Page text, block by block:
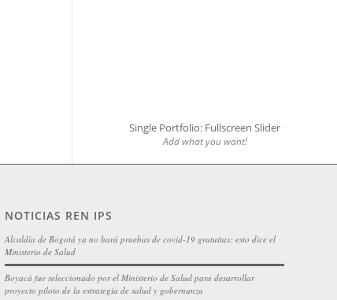
Single Portfolio: Fullscreen Slider
Add what you want!
NOTICIAS REN IPS
Alcaldía de Bogotá ya no hará pruebas de covid-19 gratuitas: esto dice el
Ministerio de Salud
Boyacá fue seleccionado por el Ministerio de Salud para desarrollar
proyecto piloto de la estrategia de salud y gobernanza